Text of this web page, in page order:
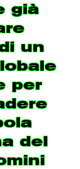
già
un
per
del